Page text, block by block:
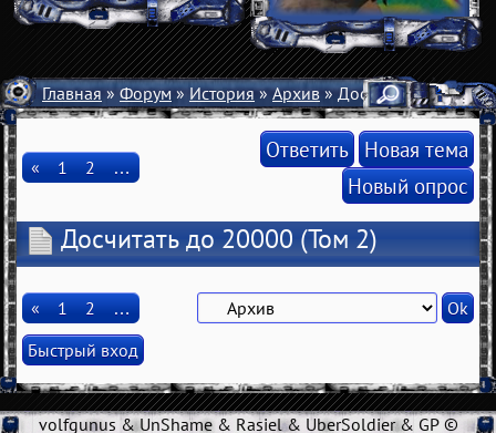
Главная»Форум»История»Архив» Досчитать до 20000
« 1 2 …
Ответить Новая тема
Новый опрос
Досчитать до 20000 (Том 2)
« 1 2 …
volfgunus & UnShame & Rasiel & UberSoldier & GP ©